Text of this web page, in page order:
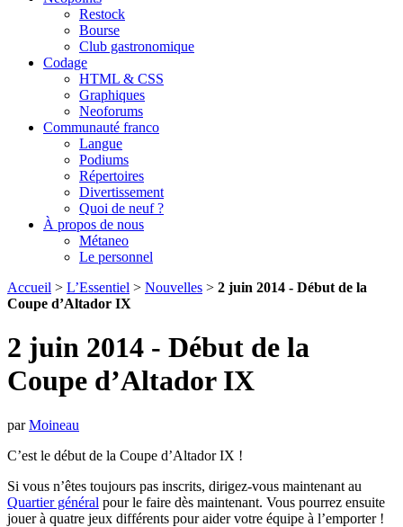
Restock
Bourse
Club gastronomique
Codage
HTML & CSS
Graphiques
Neoforums
Communauté franco
Langue
Podiums
Répertoires
Divertissement
Quoi de neuf ?
À propos de nous
Métaneo
Le personnel
Accueil > L’Essentiel > Nouvelles > 2 juin 2014 - Début de la
Coupe d’Altador IX
2 juin 2014 - Début de la
Coupe d’Altador IX
parMoineau
C’est le début de la Coupe d’Altador IX !
Si vous n’êtes toujours pas inscrits, dirigez-vous maintenant au
Quartier général pour le faire dès maintenant. Vous pourrez ensuite
jouer à quatre jeux différents pour aider votre équipe à l’emporter !